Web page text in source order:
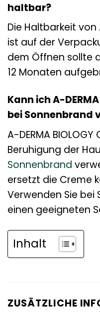
haltbar?
Die Haltbarkeit von
ist auf der
dem Öffnen sollte
12 Monaten
Kann ich A-
bei Sonnenbrand
A-DERMA BIOLOGY
Beruhigung der
Sonnenbrand
ersetzt die Creme
Verwenden Sie bei
einen geeigneten
Inhalt
ZUSÄTZLICHE